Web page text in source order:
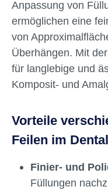
Anpassung von
ermöglichen eine
von
Überhängen. Mit
für langlebige und
Komposit- und
Vorteile
Feilen im
Finier- und
Füllungen